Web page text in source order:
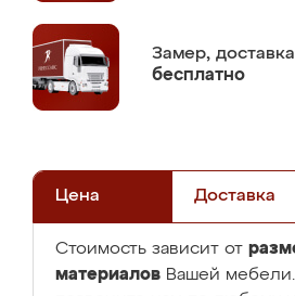
Замер,
бесплатно
Цена Доставка
Стоимость зависит от
материалов Вашей